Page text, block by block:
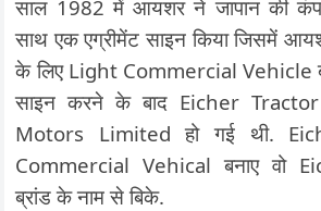
साल 1982 में आयशर ने जापान की
साथ एक एग्रीमेंट साइन किया जिसमें
के लिए Light Commercial Vehicle
साइन करने के बाद Eicher
Motors Limited हो गई थी.
Commercial Vehical बनाए वो
ब्रांड के नाम से बिके.